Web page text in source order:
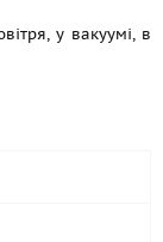
у вакуумі, в